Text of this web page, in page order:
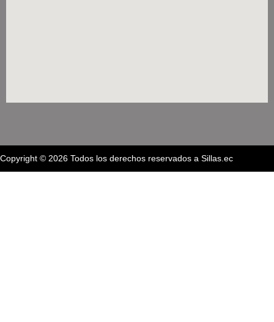
Copyright © 2026 Todos los derechos reservados a Sillas.ec